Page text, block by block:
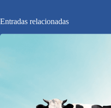
Entradas relacionadas